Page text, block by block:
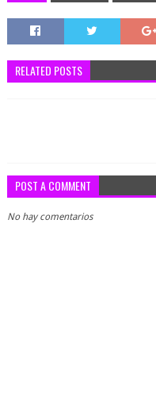
RELATED POSTS
POST A COMMENT
No hay comentarios